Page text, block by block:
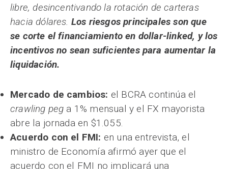
libre, desincentivando la rotación de carteras
hacia dólares. Los riesgos principales son que
se corte el financiamiento en dollar-linked, y los
incentivos no sean suficientes para aumentar la
liquidación.
Mercado de cambios: el BCRA continúa el
crawling peg a 1% mensual y el FX mayorista
abre la jornada en $1.055.
Acuerdo con el FMI: en una entrevista, el
ministro de Economía afirmó ayer que el
acuerdo con el FMI no implicará una